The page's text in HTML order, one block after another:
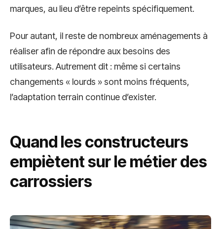
marques, au lieu d’être repeints spécifiquement.
Pour autant, il reste de nombreux aménagements à
réaliser afin de répondre aux besoins des
utilisateurs. Autrement dit : même si certains
changements « lourds » sont moins fréquents,
l’adaptation terrain continue d’exister.
Quand les constructeurs
empiètent sur le métier des
carrossiers